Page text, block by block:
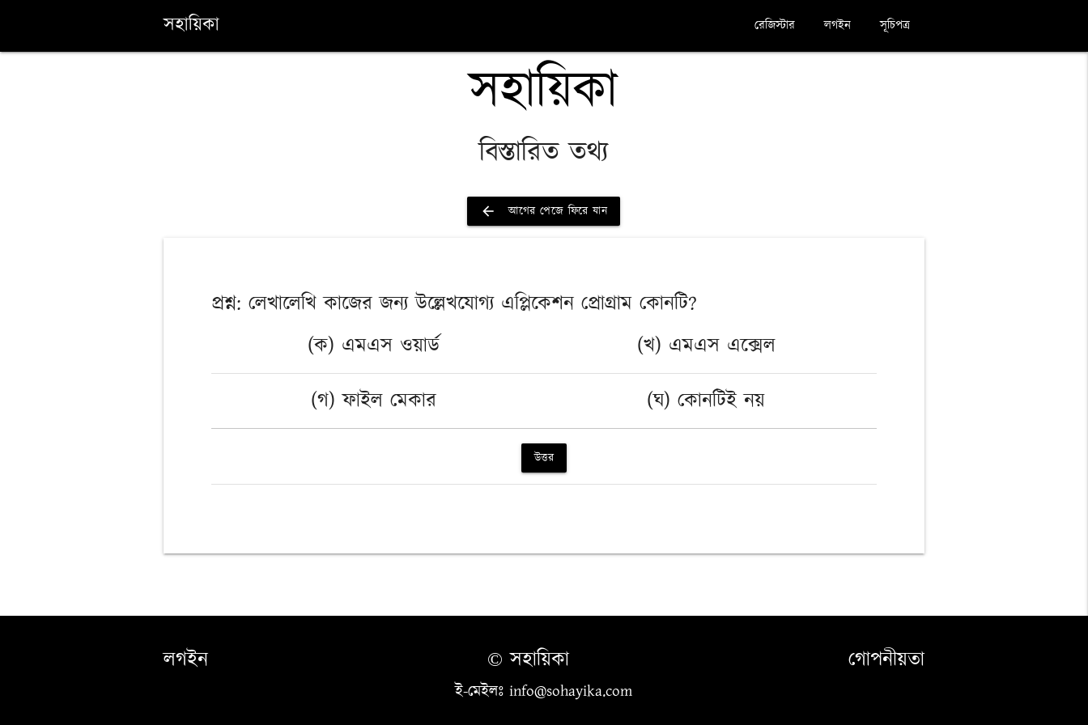
সহায়িকা সূচিপত্র
লগইন
রেজিস্টার
সহায়িকা
বিস্তারিত তথ্য
arrow_back আগের পেজে ফিরে যান
প্রশ্ন: লেখালেখি কাজের জন্য উল্লেখযোগ্য এপ্লিকেশন প্রোগ্রাম কোনটি?
(ক) এমএস ওয়ার্ড
(খ) এমএস এক্সেল
(গ) ফাইল মেকার
(ঘ) কোনটিই নয়
উত্তর
লগইন গোপনীয়তা
© সহায়িকা
ই-মেইলঃ info@sohayika.com